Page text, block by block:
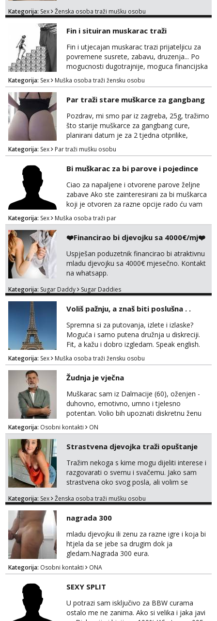
bilo kad i bilo gdje zato se javi što prije da
tamo, cekam te!
Kategorija: Sex Ženska osoba traži mušku osobu
Fin i situiran muskarac traži
Fin i utjecajan muskarac trazi prijateljicu za
povremene susrete, zabavu, druzenja... Po
mogucnosti dugotrajnije, moguca financijska
potpora!
Kategorija: Sex Muška osoba traži žensku osobu
Par traži stare muškarce za gangbang
Pozdrav, mi smo par iz zagreba, 25g, tražimo
što starije muškarce za gangbang cure,
planirani datum je za 2 tjedna otprilike,
slobodno se javite na wapp ako odgovarate
opisu
Kategorija: Sex Par traži mušku osobu
Bi muškarac za bi parove i pojedince
Ciao za napaljene i otvorene parove željne
zabave Ako ste zainteresirani za bi muškarca
koji je otvoren za razne opcije rado ću vam
se odazvati. Javite se na Mail
puffac@gmail.com i prepustite se iskusnom i
bi masera Makarska i okolica
Kategorija: Sex Muška osoba traži par
❤️Financirao bi djevojku sa 4000€/mj❤️
Uspješan poduzetnik financirao bi atraktivnu
mladu djevojku sa 4000€ mjesečno. Kontakt
na whatsapp.
Kategorija: Sugar Daddy Sugar Daddies
Voliš pažnju, a znaš biti poslušna . .
Spremna si za putovanja, izlete i izlaske?
Moguća i samo putena družnja u diskreciji.
Fit, a kažu i dobro izgledam. Speak english.
Javi se WhatsApp +385958572362
Kategorija: Sex Muška osoba traži žensku osobu
Žudnja je vječna
Muškarac sam iz Dalmacije (60), oženjen -
duhovno, emotivno, umno i tjelesno
potentan. Volio bih upoznati diskretnu ženu
koja voli život i životnu razigranost, neovisno
o njenim godinama, statusu i tzv. moralu. Na
lijep ću način, galantno i svojim srcem
uzvratiti na prijateljstvo, nježnost i strast.
Kategorija: Osobni kontakti ON
Strastvena djevojka traži opuštanje
Tražim nekoga s kime mogu dijeliti interese i
razgovarati o svemu i svačemu. Jako sam
strastvena oko svog posla, ali volim se
Voljela bi naci nekoga pa da se nemoram
ispod i nadji me tamo, cekam te!
Kategorija: Sex Ženska osoba traži mušku osobu
nagrada 300
mladu djevojku ili zenu za razne igre i koja bi
htjela da se jebe sa drugim dok ja
gledam.Nagrada 300 eura.
Kategorija: Osobni kontakti ONA
SEXY SPLIT
U potrazi sam isključivo za BBW curama
ostalo me ne zanima. Ako si velika i jaka javi